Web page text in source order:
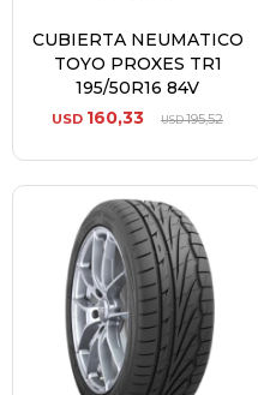
CUBIERTA NEUMATICO
TOYO PROXES TR1
195/50R16 84V
USD 160,33 USD195,52